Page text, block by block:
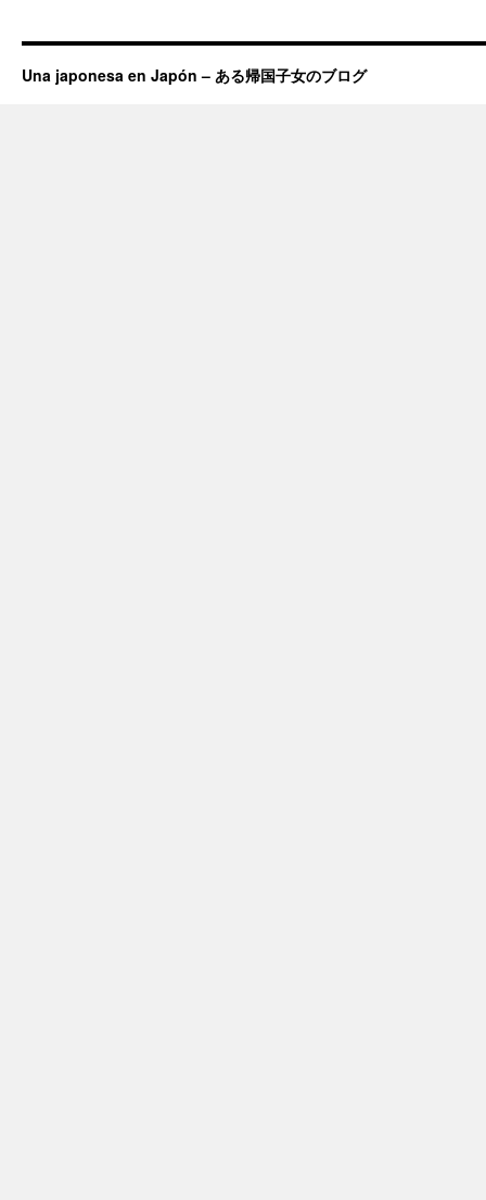
Una japonesa en Japón – ある帰国子女のブログ